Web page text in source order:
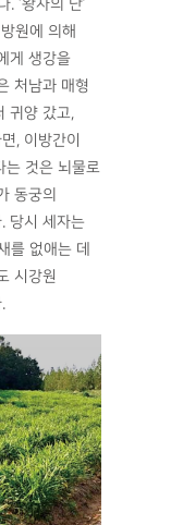
‘왕자의 난’
원에 의해
게 생강을
처남과 매형
귀양 갔고,
, 이방간이
는 것은 뇌물로
동궁의
당시 세자는
를 없애는 데
시강원